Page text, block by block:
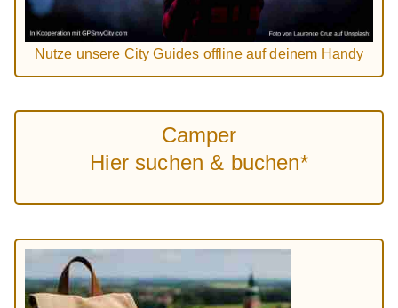
Nutze unsere City Guides offline auf deinem Handy
Camper
Hier suchen & buchen*